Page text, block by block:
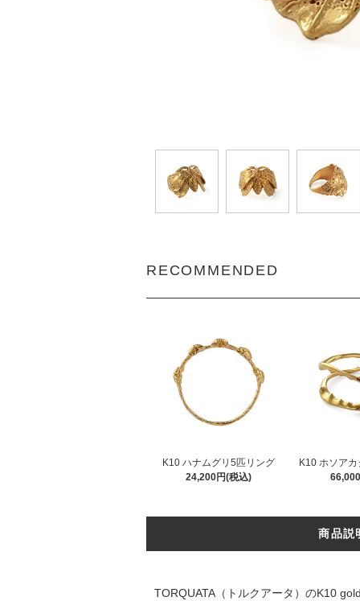
RECOMMENDED
K10 ハナムグリ5匹リング
24,200円(税込)
K10 ホソア
商品説
TORQUATA（トルクアータ）のK10